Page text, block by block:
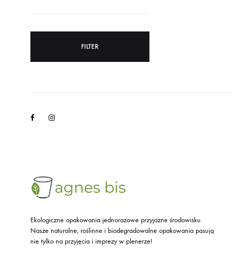
FILTER
FacebookInstagram
Ekologiczne opakowania jednorazowe przyjazne środowisku.
Nasze naturalne, roślinne i biodegradowalne opakowania pasują
nie tylko na przyjęcia i imprezy w plenerze!